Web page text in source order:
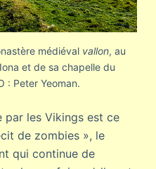
médiéval vallon, au
et de sa chapelle du
: Peter Yeoman.
par les Vikings est ce
de zombies », le
qui continue de